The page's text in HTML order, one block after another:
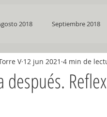
2018 Septiembre 2018
diciembre 2018 Enero 2019
después.
V 12 jun 2021 4 min de